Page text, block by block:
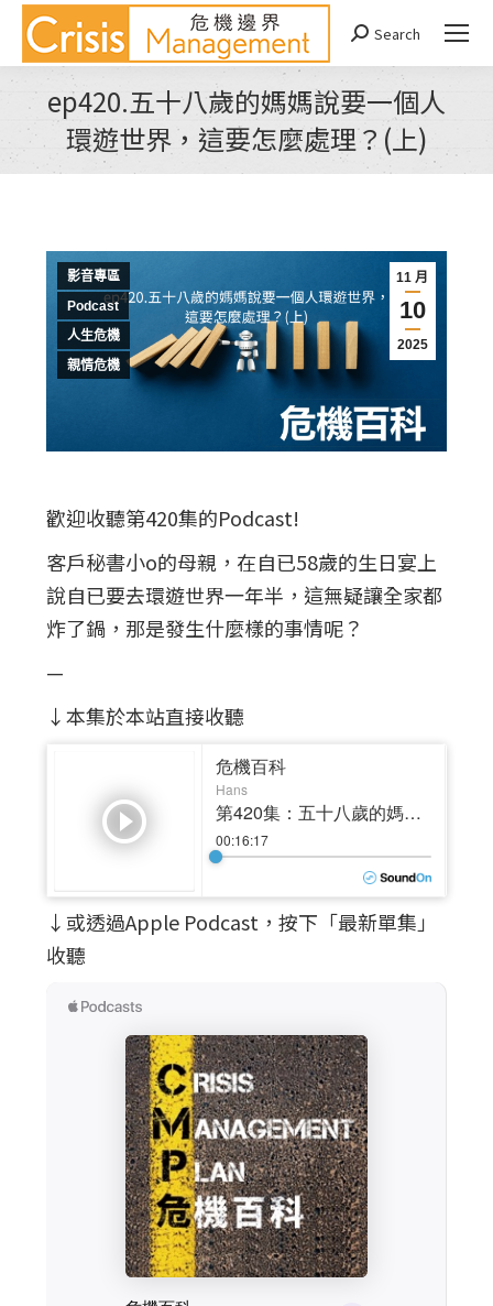
Search:
Search
ep420.五十八歲的媽媽說要一個人
環遊世界，這要怎麼處理？(上)
You are here:
11 月
10
2025
影音專區
Podcast
人生危機
親情危機
歡迎收聽第420集的Podcast!
客戶秘書小o的母親，在自已58歲的生日宴上
說自已要去環遊世界一年半，這無疑讓全家都
炸了鍋，那是發生什麼樣的事情呢？
—
↓本集於本站直接收聽
↓或透過Apple Podcast，按下「最新單集」
收聽